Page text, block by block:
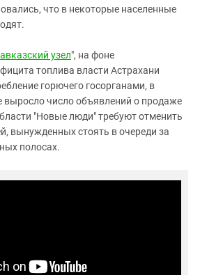
что в некоторые населенные
узел", на фоне
топлива власти Астрахани
горючего госорганами, в
выросло число объявлений о продаже
"Новые люди" требуют отменить
вынужденных стоять в очереди за
полосах.